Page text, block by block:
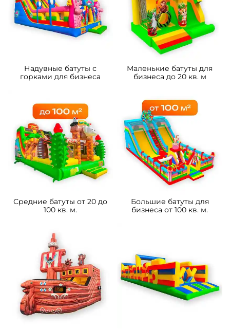
Надувные батуты с
горками для бизнеса
Маленькие батуты для
бизнеса до 20 кв. м
Средние батуты от 20 до
100 кв. м.
Большие батуты для
бизнеса от 100 кв. м.